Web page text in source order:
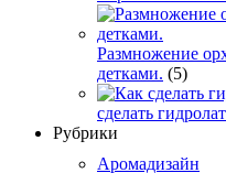
Размножение
детками. (5)
сделать
Рубрики
Аромадизайн